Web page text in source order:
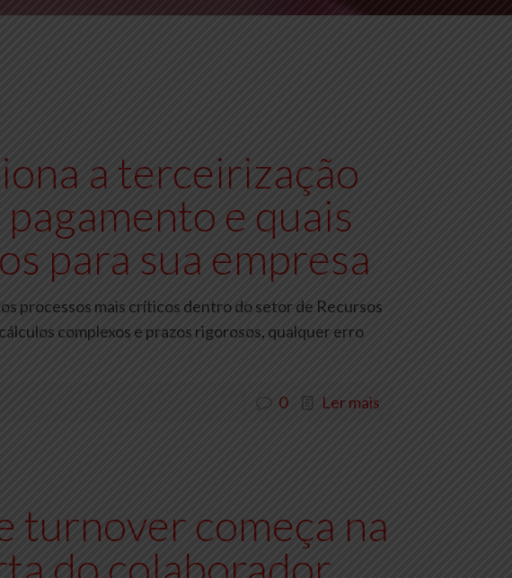
a terceirização
e quais
para sua empresa
processos mais críticos dentro do setor de Recursos
complexos e prazos rigorosos, qualquer erro
0 Ler mais
turnover começa na
do colaborador